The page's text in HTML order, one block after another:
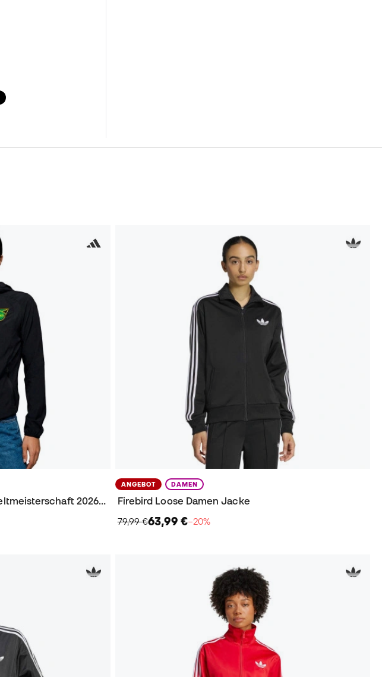
Jamaika Vis-Tech Fanswear Weltmeisterschaft 2026 Damen Jacke
ANGEBOT DAMEN
Firebird Loose Damen Jacke
79,99 €63,99 €−20%